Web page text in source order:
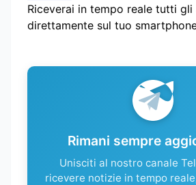
Riceverai in tempo reale tutti gli
direttamente sul tuo
Rimani sempre
Unisciti al nostro canale
ricevere notizie in tempo